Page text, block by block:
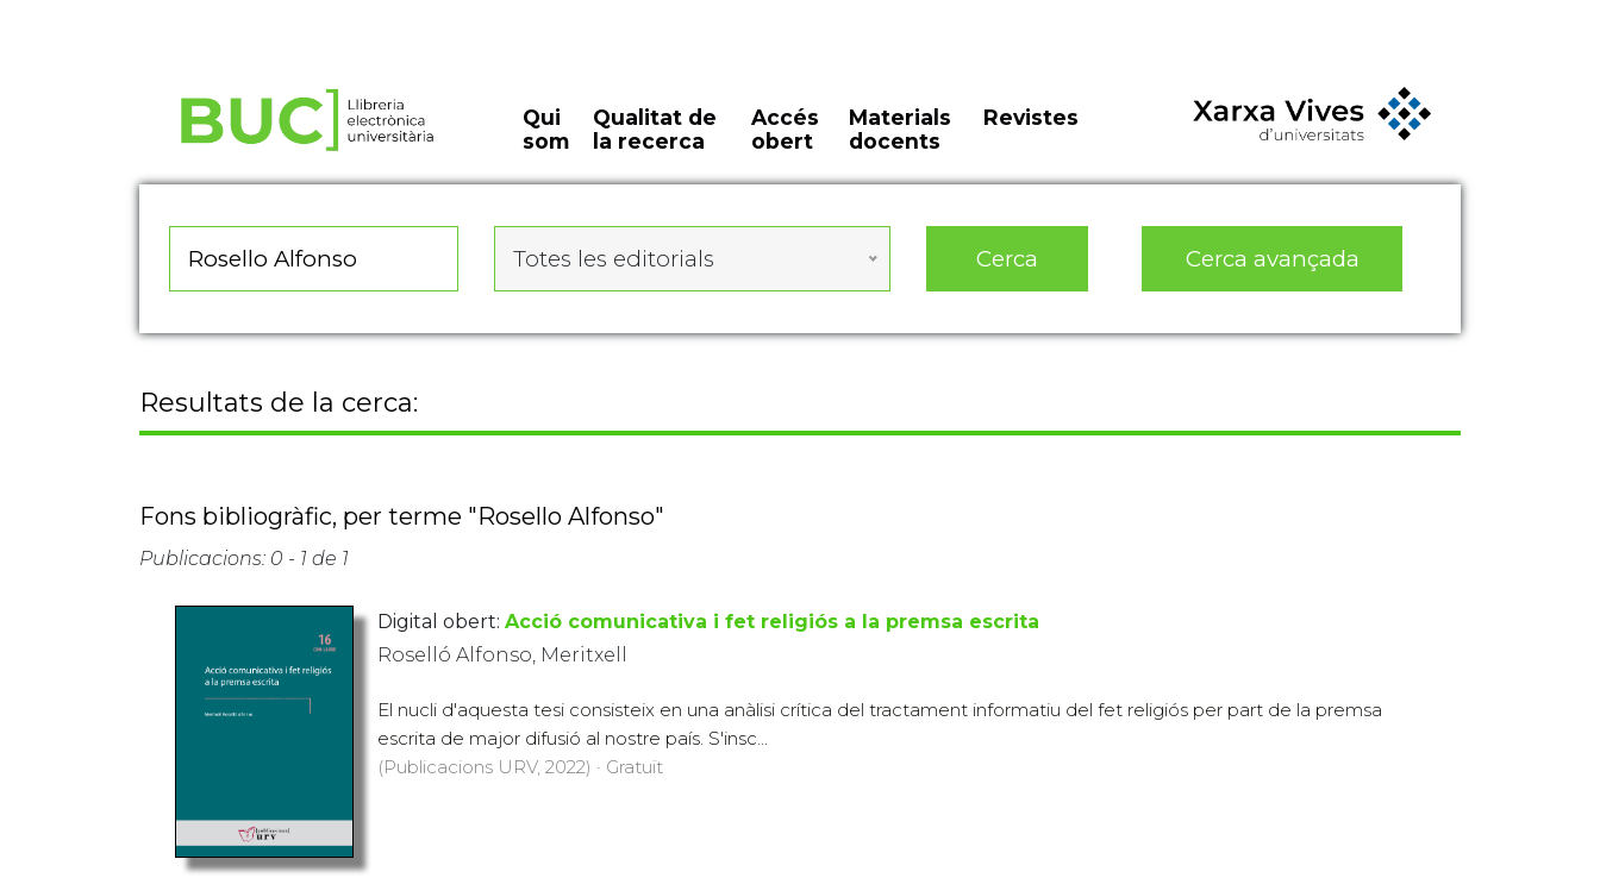
Qui
som
Qualitat de
la recerca
Accés
obert
Materials
docents
Revistes
Totes les editorials Cerca Cerca avançada
Resultats de la cerca:
Fons bibliogràfic, per terme "Rosello Alfonso"
Publicacions: 0 - 1 de 1
Digital obert: Acció comunicativa i fet religiós a la premsa escrita
Roselló Alfonso, Meritxell
El nucli d'aquesta tesi consisteix en una anàlisi crítica del tractament informatiu del fet religiós per part de la premsa
escrita de major difusió al nostre país. S'insc...
(Publicacions URV, 2022) · Gratuït